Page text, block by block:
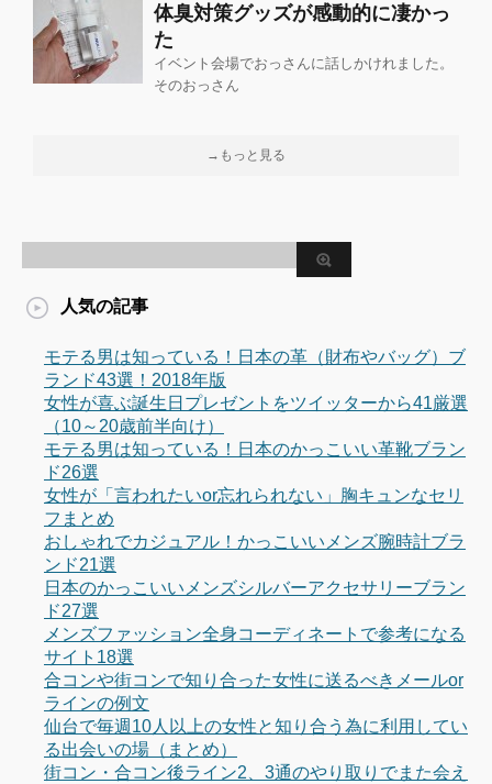
体臭対策グッズが感動的に凄かっ
た
イベント会場でおっさんに話しかけれました。
そのおっさん
→もっと見る
人気の記事
モテる男は知っている！日本の革（財布やバッグ）ブ
ランド43選！2018年版
女性が喜ぶ誕生日プレゼントをツイッターから41厳選
（10～20歳前半向け）
モテる男は知っている！日本のかっこいい革靴ブラン
ド26選
女性が「言われたいor忘れられない」胸キュンなセリ
フまとめ
おしゃれでカジュアル！かっこいいメンズ腕時計ブラ
ンド21選
日本のかっこいいメンズシルバーアクセサリーブラン
ド27選
メンズファッション全身コーディネートで参考になる
サイト18選
合コンや街コンで知り合った女性に送るべきメールor
ラインの例文
仙台で毎週10人以上の女性と知り合う為に利用してい
る出会いの場（まとめ）
街コン・合コン後ライン2、3通のやり取りでまた会え